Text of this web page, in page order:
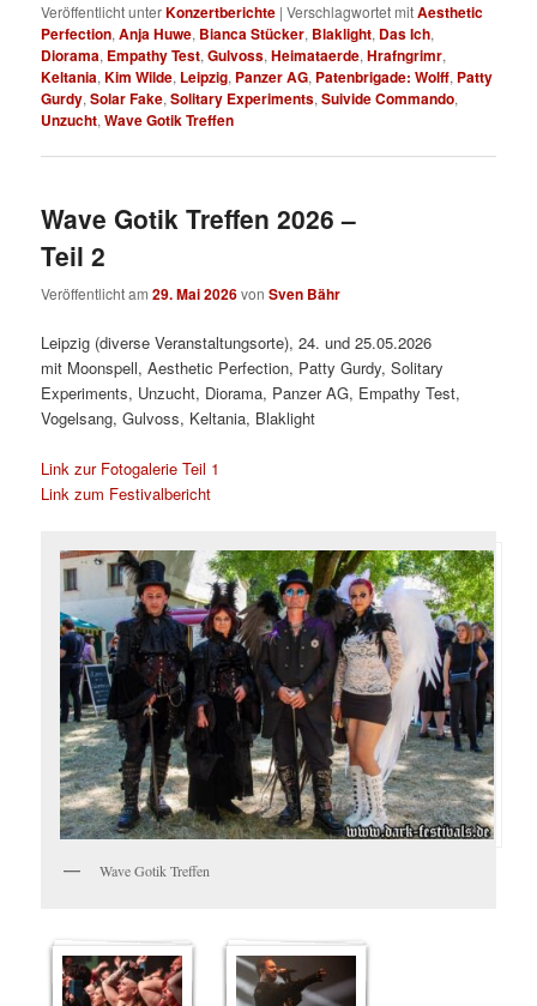
Veröffentlicht unterKonzertberichte |Verschlagwortet mitAesthetic
Perfection,Anja Huwe, Bianca Stücker, Blaklight, Das Ich,
Diorama, Empathy Test,Gulvoss,Heimataerde,Hrafngrimr,
Keltania,Kim Wilde, Leipzig, Panzer AG, Patenbrigade: Wolff, Patty
Gurdy,Solar Fake,Solitary Experiments,Suivide Commando,
Unzucht,Wave Gotik Treffen
Wave Gotik Treffen 2026 –
Teil 2
Veröffentlicht am29. Mai 2026vonSven Bähr
Leipzig (diverse Veranstaltungsorte), 24. und 25.05.2026
mit Moonspell, Aesthetic Perfection, Patty Gurdy, Solitary
Experiments, Unzucht, Diorama, Panzer AG, Empathy Test,
Vogelsang, Gulvoss, Keltania, Blaklight
Link zur Fotogalerie Teil 1
Link zum Festivalbericht
Wave Gotik Treffen